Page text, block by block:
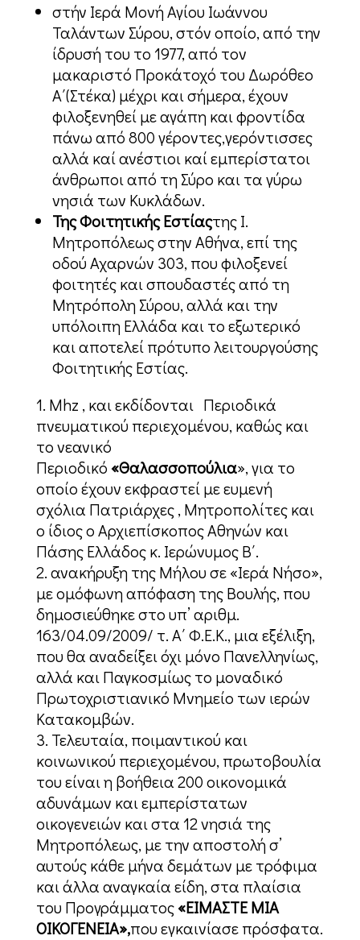
στήν Ιερά Μονή Αγίου Ιωάννου
Ταλάντων Σύρου, στόν οποίο, από την
ίδρυσή του το 1977, από τον
μακαριστό Προκάτοχό του Δωρόθεο
Α΄(Στέκα) μέχρι και σήμερα, έχουν
φιλοξενηθεί με αγάπη και φροντίδα
πάνω από 800 γέροντες,γερόντισσες
αλλά καί ανέστιοι καί εμπερίστατοι
άνθρωποι από τη Σύρο και τα γύρω
νησιά των Κυκλάδων.
Της Φοιτητικής Εστίαςτης Ι.
Μητροπόλεως στην Αθήνα, επί της
οδού Αχαρνών 303, που φιλοξενεί
φοιτητές και σπουδαστές από τη
Μητρόπολη Σύρου, αλλά και την
υπόλοιπη Ελλάδα και το εξωτερικό
και αποτελεί πρότυπο λειτουργούσης
Φοιτητικής Εστίας.
Mhz , και εκδίδονται Περιοδικά
πνευματικού περιεχομένου, καθώς και
το νεανικό
Περιοδικό «Θαλασσοπούλια», για το
οποίο έχουν εκφραστεί με ευμενή
σχόλια Πατριάρχες , Μητροπολίτες και
ο ίδιος ο Αρχιεπίσκοπος Αθηνών και
Πάσης Ελλάδος κ. Ιερώνυμος Β΄.
ανακήρυξη της Μήλου σε «Ιερά Νήσο»,
με ομόφωνη απόφαση της Βουλής, που
δημοσιεύθηκε στο υπ’ αριθμ.
163/04.09/2009/ τ. Α΄ Φ.Ε.Κ., μια εξέλιξη,
που θα αναδείξει όχι μόνο Πανελληνίως,
αλλά και Παγκοσμίως το μοναδικό
Πρωτοχριστιανικό Μνημείο των ιερών
Κατακομβών.
Τελευταία, ποιμαντικού και
κοινωνικού περιεχομένου, πρωτοβουλία
του είναι η βοήθεια 200 οικονομικά
αδυνάμων και εμπερίστατων
οικογενειών και στα 12 νησιά της
Μητροπόλεως, με την αποστολή σ’
αυτούς κάθε μήνα δεμάτων με τρόφιμα
και άλλα αναγκαία είδη, στα πλαίσια
του Προγράμματος«ΕΙΜΑΣΤΕ ΜΙΑ
ΟΙΚΟΓΕΝΕΙΑ»,που εγκαινίασε πρόσφατα.